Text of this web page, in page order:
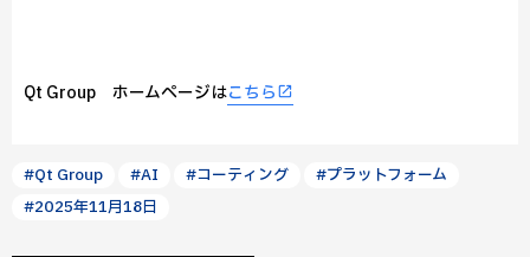
Qt Group ホームページはこちら
#Qt Group #AI #コーティング
#プラットフォーム
#2025年11月18日